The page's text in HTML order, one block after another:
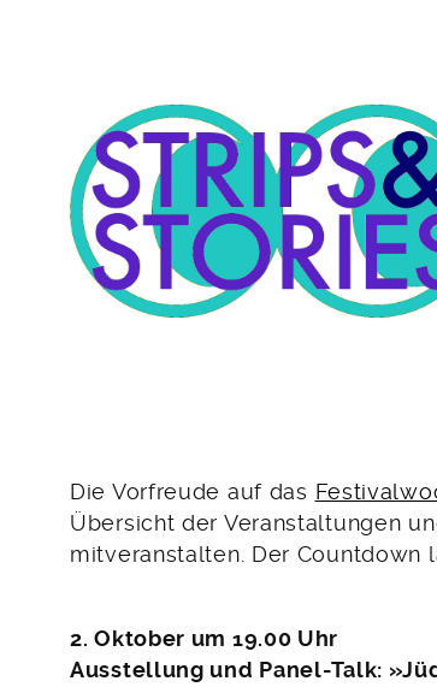
Die Vorfreude auf das
Übersicht der Veranstaltungen
mitveranstalten. Der Countdown
2. Oktober um 19.00 Uhr
Ausstellung und Panel-Talk: